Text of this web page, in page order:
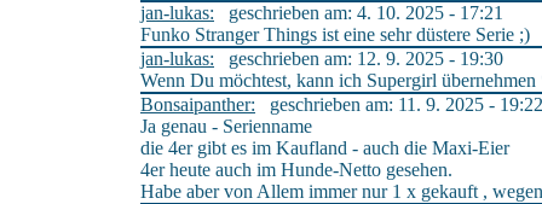
jan-lukas: geschrieben am: 4. 10. 2025 - 17:21
Funko Stranger Things ist eine sehr düstere Serie ;)
jan-lukas: geschrieben am: 12. 9. 2025 - 19:30
Wenn Du möchtest, kann ich Supergirl
Bonsaipanther: geschrieben am: 11. 9. 2025 - 19:22
Ja genau - Serienname
die 4er gibt es im Kaufland - auch die Maxi-Eier
4er heute auch im Hunde-Netto gesehen.
Habe aber von Allem immer nur 1 x gekauft ,